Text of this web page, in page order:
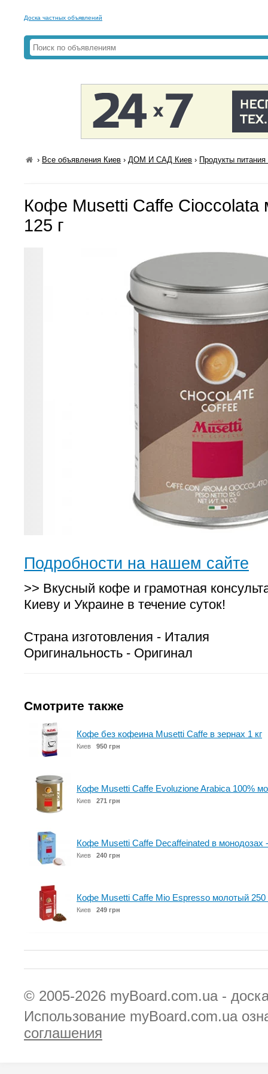
Доска частных объявлений
› Все объявления Киев ›ДОМ И САД Киев › Продукты
Кофе Musetti Caffe Cioccolata
125 г
Подробности на нашем сайте
>> Вкусный кофе и грамотная
Киеву и Украине в течение суток!
Страна изготовления - Италия
Оригинальность - Оригинал
Смотрите также
Кофе без кофеина Musetti Caffe в зернах 1 кг
Киев 950 грн
Кофе Musetti Caffe Evoluzione Arabica 100%
Киев 271 грн
Кофе Musetti Caffe Decaffeinated в монодозах
Киев 240 грн
Кофе Musetti Caffe Mio Espresso молотый 250
Киев 249 грн
© 2005-2026 myBoard.com.ua -
Использование myBoard.com.ua
соглашения